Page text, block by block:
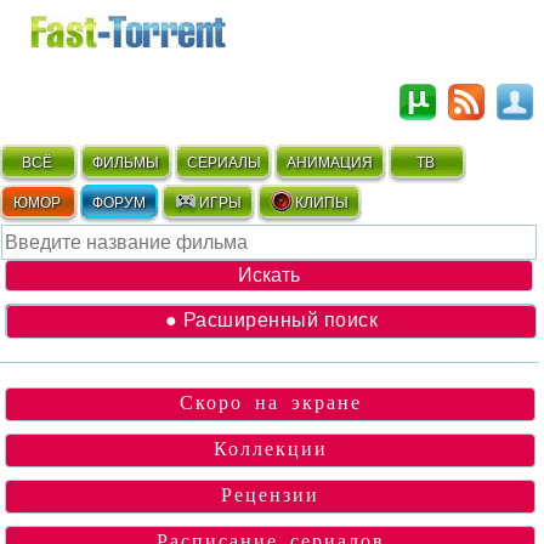
ВСЁ ФИЛЬМЫ СЕРИАЛЫ АНИМАЦИЯ ТВ
ЮМОР ФОРУМ ИГРЫ КЛИПЫ
● Расширенный поиск
Скоро на экране
Коллекции
Рецензии